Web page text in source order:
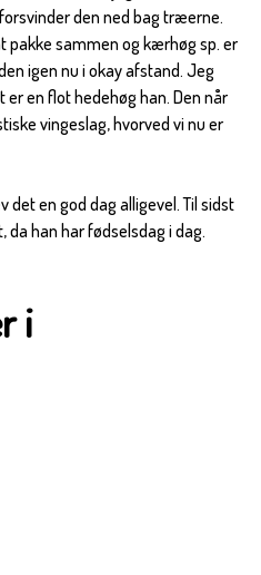
den ned bag træerne.
pakke sammen og kærhøg sp. er
igen nu i okay afstand. Jeg
en flot hedehøg han. Den når
vingeslag, hvorved vi nu er
det en god dag alligevel. Til sidst
da han har fødselsdag i dag.
i